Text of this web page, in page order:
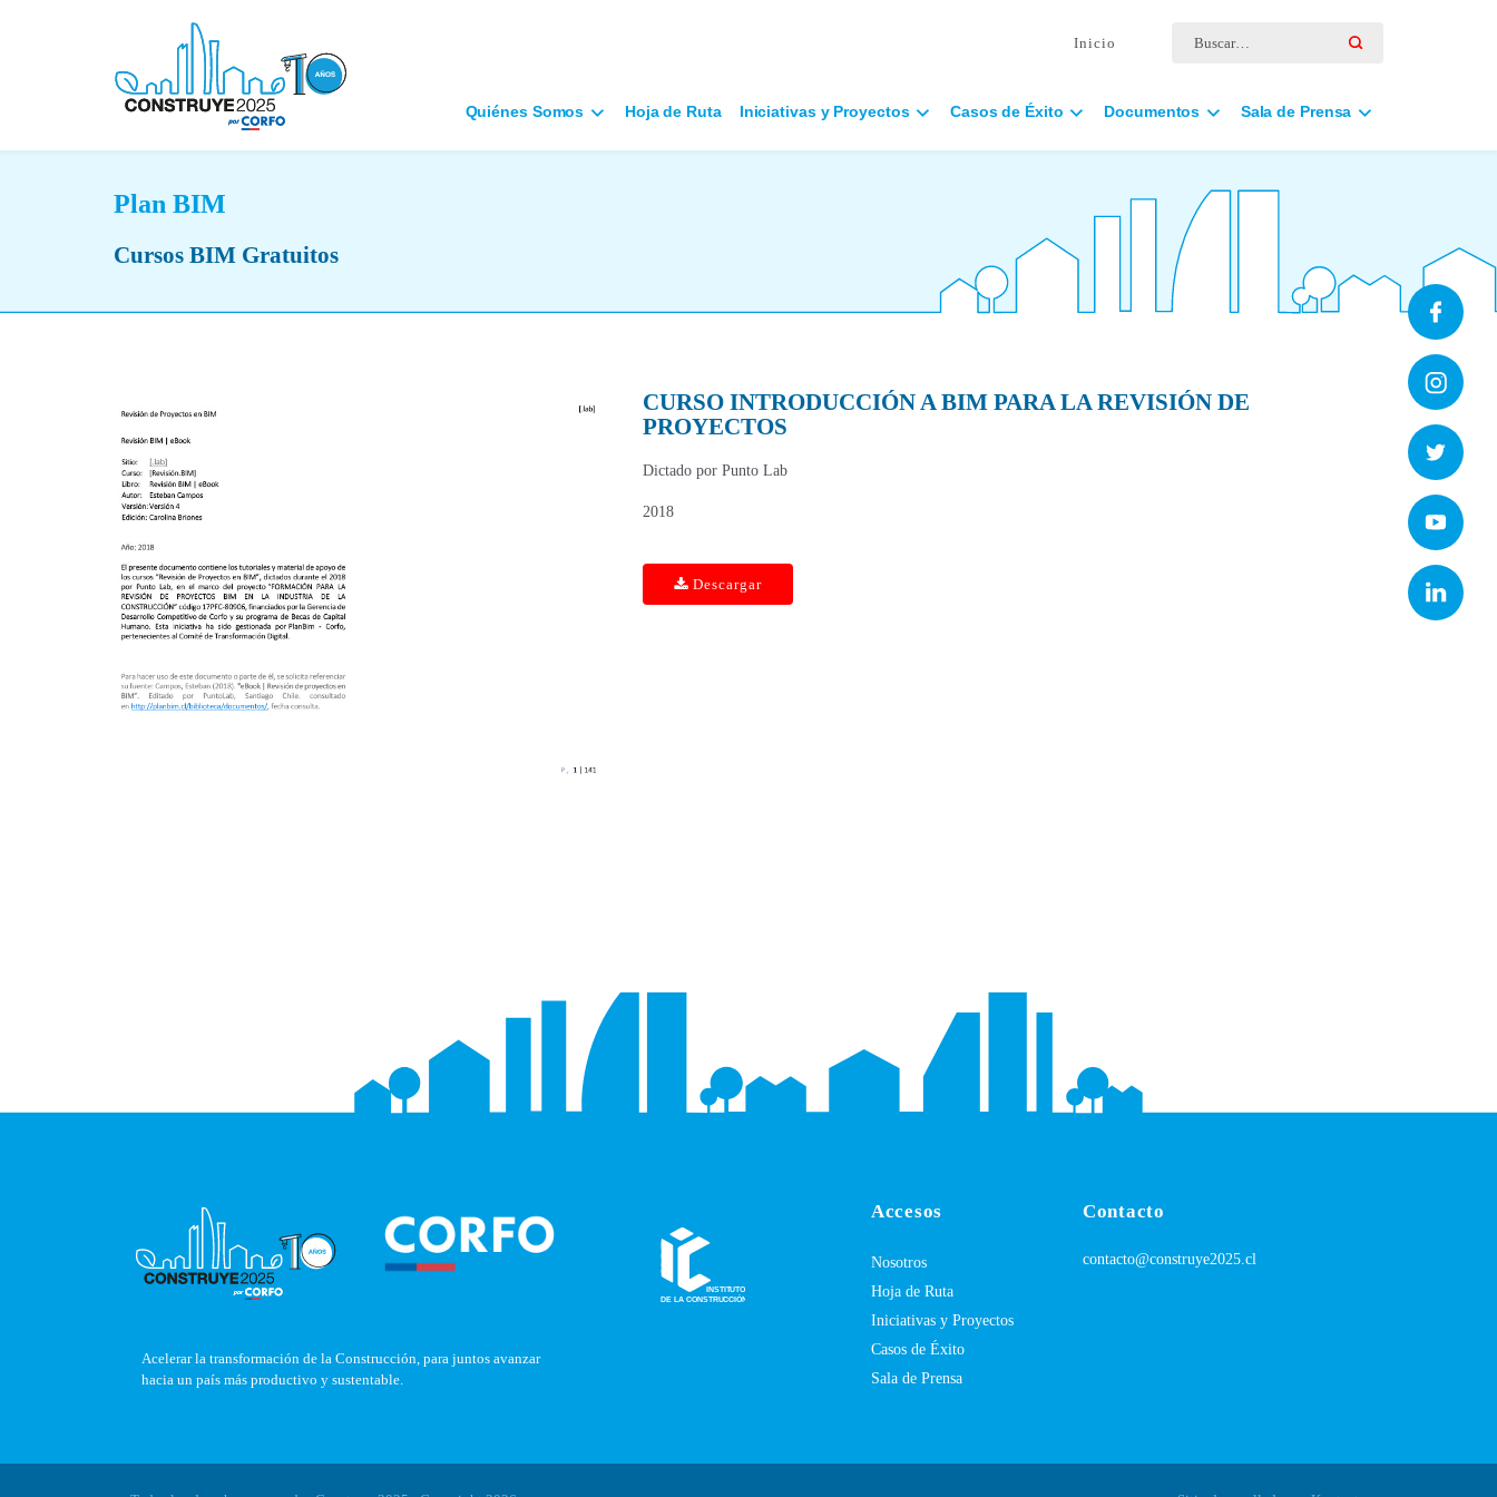
Buscar por:
Inicio
Quiénes Somos Hoja de Ruta Iniciativas y Proyectos Casos de Éxito Documentos Sala de Prensa
Plan BIM
Cursos BIM Gratuitos
CURSO INTRODUCCIÓN A BIM PARA LA REVISIÓN DE
PROYECTOS
Dictado por Punto Lab
2018
Descargar
Acelerar la transformación de la Construcción, para juntos avanzar
hacia un país más productivo y sustentable.
Accesos
Nosotros
Hoja de Ruta
Iniciativas y Proyectos
Casos de Éxito
Sala de Prensa
Contacto
contacto@construye2025.cl